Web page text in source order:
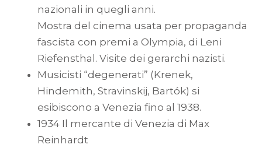
nazionali in quegli anni.
Mostra del cinema usata per propaganda
fascista con premi a Olympia, di Leni
Riefensthal. Visite dei gerarchi nazisti.
Musicisti “degenerati” (Krenek,
Hindemith, Stravinskij, Bartók) si
esibiscono a Venezia fino al 1938.
1934 Il mercante di Venezia di Max
Reinhardt